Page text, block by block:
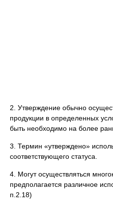
2. Утверждение обычно
продукции в определенных
быть необходимо на более
3. Термин «утверждено»
соответствующего статуса.
4. Могут осуществляться
предполагается различное
п.2.18)